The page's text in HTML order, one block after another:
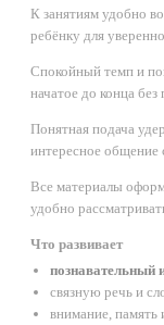
К занятиям удобно
ребёнку для
Спокойный темп и
начатое до конца без
Понятная подача
интересное общение
Все материалы
удобно
Что развивает
познавательный
связную речь и
внимание, память